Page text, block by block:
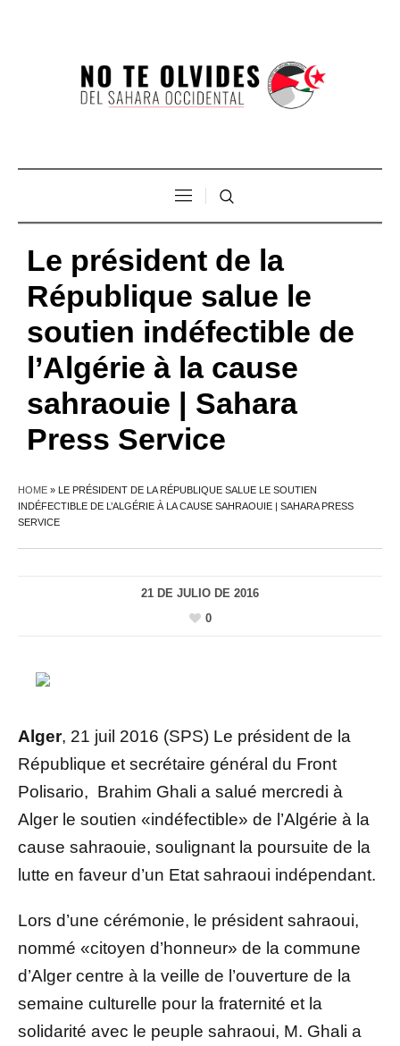
Le président de la
République salue le
soutien indéfectible de
l’Algérie à la cause
sahraouie | Sahara
Press Service
HOME » LE PRÉSIDENT DE LA RÉPUBLIQUE SALUE LE SOUTIEN
INDÉFECTIBLE DE L’ALGÉRIE À LA CAUSE SAHRAOUIE | SAHARA PRESS
SERVICE
21 DE JULIO DE 2016
0
Alger, 21 juil 2016 (SPS) Le président de la
République et secrétaire général du Front
Polisario, Brahim Ghali a salué mercredi à
Alger le soutien «indéfectible» de l’Algérie à la
cause sahraouie, soulignant la poursuite de la
lutte en faveur d’un Etat sahraoui indépendant.
Lors d’une cérémonie, le président sahraoui,
nommé «citoyen d’honneur» de la commune
d’Alger centre à la veille de l’ouverture de la
semaine culturelle pour la fraternité et la
solidarité avec le peuple sahraoui, M. Ghali a